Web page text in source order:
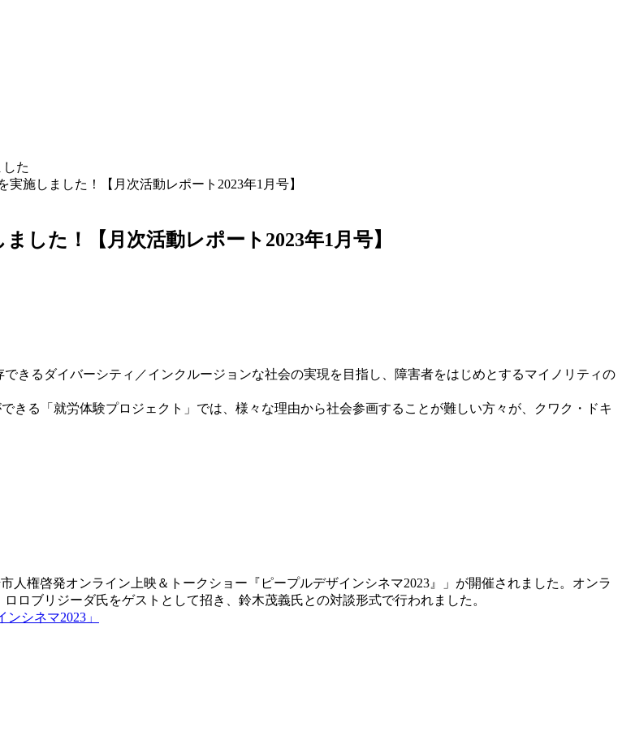
た
施しました！【月次活動レポート2023年1月号】
した！【月次活動レポート2023年1月号】
きるダイバーシティ／インクルージョンな社会の実現を目指し、障害者をはじめとするマイノリティの
きる「就労体験プロジェクト」では、様々な理由から社会参画することが難しい方々が、クワク・ドキ
権啓発オンライン上映＆トークショー『ピープルデザインシネマ2023』」が開催されました。オンラ
ロブリジーダ氏をゲストとして招き、鈴木茂義氏との対談形式で行われました。
シネマ2023」